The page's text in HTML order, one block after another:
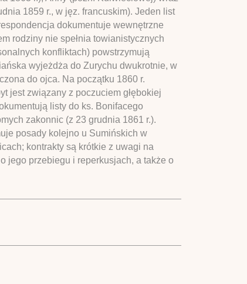
1859 r., w jęz. francuskim). Jeden list
dokumentuje wewnętrzne
rodziny nie spełnia towianistycznych
konfliktach) powstrzymują
wyjeżdża do Zurychu dwukrotnie, w
do ojca. Na początku 1860 r.
jest związany z poczuciem głębokiej
listy do ks. Bonifacego
zakonnic (z 23 grudnia 1861 r.).
posady kolejno u Sumińskich w
kontrakty są krótkie z uwagi na
jego przebiegu i reperkusjach, a także o